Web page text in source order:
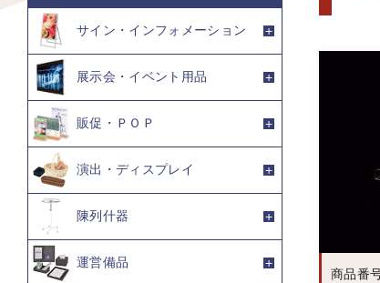
商品番
サイン・インフォメーション
展示会・イベント用品
販促・ＰＯＰ
演出・ディスプレイ
陳列什器
運営備品